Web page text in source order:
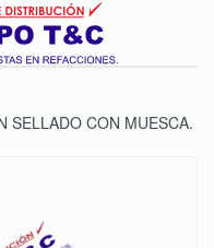
SELLADO CON MUESCA.